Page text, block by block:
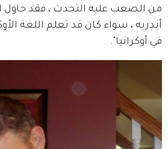
من الصعب عليه التحدث ، فقد حاول
أندريه ، سواء كان قد تعلم اللغة
في أوكرانيا".